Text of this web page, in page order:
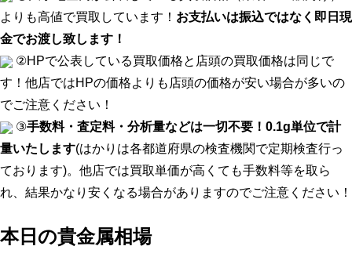
よりも高値で買取しています！ お支払いは振込ではなく即日現
金でお渡し致します！
②HPで公表している買取価格と店頭の買取価格は同じで
す！他店ではHPの価格よりも店頭の価格が安い場合が多いの
でご注意ください！
③手数料・査定料・分析量などは一切不要！0.1g単位で計
量いたします(はかりは各都道府県の検査機関で定期検査行っ
ております)。他店では買取単価が高くても手数料等を取ら
れ、結果かなり安くなる場合がありますのでご注意ください！
本日の貴金属相場